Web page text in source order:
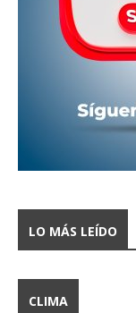
LO MÁS LEÍDO
CLIMA